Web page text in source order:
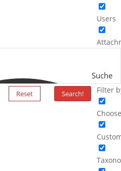
Users
Suche
Reset Search! Filter